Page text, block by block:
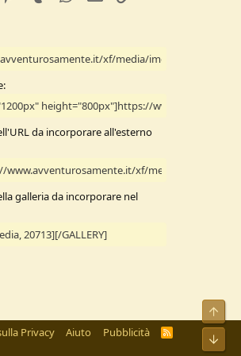
da incorporare all'esterno
galleria da incorporare nel
Privacy Aiuto Pubblicità
R
Alto